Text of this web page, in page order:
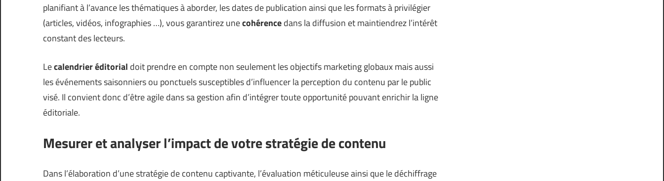
planifiant à l’avance les thématiques à aborder, les dates de publication ainsi que les formats à privilégier
(articles, vidéos, infographies …), vous garantirez unecohérencedans la diffusion et maintiendrez l’intérêt
constant des lecteurs.
Lecalendrier éditorial doit prendre en compte non seulement les objectifs marketing globaux mais aussi
les événements saisonniers ou ponctuels susceptibles d’influencer la perception du contenu par le public
visé. Il convient donc d’être agile dans sa gestion afin d’intégrer toute opportunité pouvant enrichir la ligne
éditoriale.
Mesurer et analyser l’impact de votre stratégie de contenu
Dans l’élaboration d’une stratégie de contenu captivante, l’évaluation méticuleuse ainsi que le déchiffrage